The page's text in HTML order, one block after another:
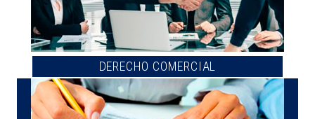
DERECHO COMERCIAL